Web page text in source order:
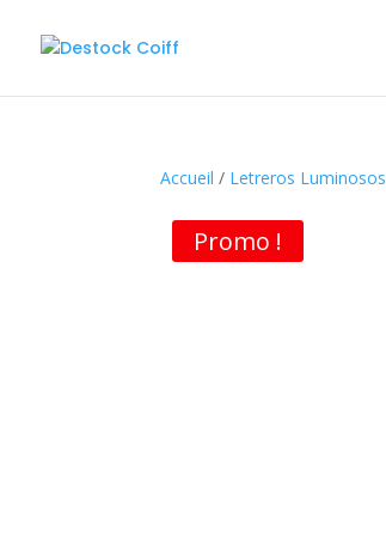
Accueil / Letreros Luminosos
Promo !